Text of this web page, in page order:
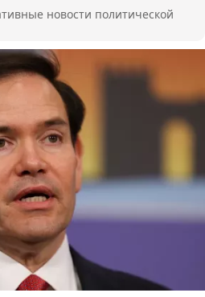
новости политической